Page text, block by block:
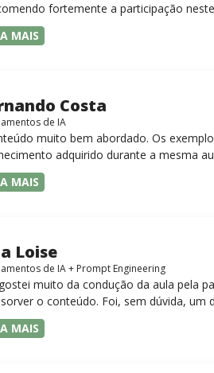
fortemente a participação
MAIS
Costa
de IA
muito bem abordado. Os
adquirido durante a mesma
MAIS
Loise
de IA + Prompt Engineering
muito da condução da aula pela
o conteúdo. Foi, sem dúvida, um
MAIS